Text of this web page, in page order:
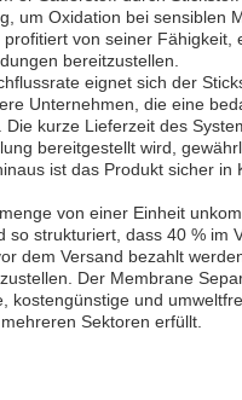
um Oxidation bei sensiblen
von seiner Fähigkeit,
bereitzustellen.
eignet sich der
Unternehmen, die eine
kurze Lieferzeit des
bereitgestellt wird,
ist das Produkt sicher in
von einer Einheit
strukturiert, dass 40 % im
dem Versand bezahlt
Der Membrane
kostengünstige und
Sektoren erfüllt.